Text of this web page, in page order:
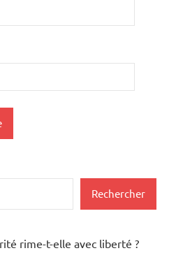
Rechercher
rime-t-elle avec liberté ?